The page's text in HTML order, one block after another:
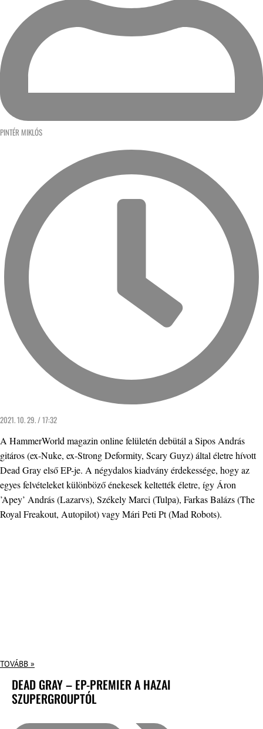
PINTÉR MIKLÓS
2021. 10. 29. / 17:32
A HammerWorld magazin online felületén debütál a Sipos András
gitáros (ex-Nuke, ex-Strong Deformity, Scary Guyz) által életre hívott
Dead Gray első EP-je. A négydalos kiadvány érdekessége, hogy az
egyes felvételeket különböző énekesek keltették életre, így Áron
’Apey’ András (Lazarvs), Székely Marci (Tulpa), Farkas Balázs (The
Royal Freakout, Autopilot) vagy Mári Peti Pt (Mad Robots).
TOVÁBB »
DEAD GRAY – EP-PREMIER A HAZAI
SZUPERGROUPTÓL